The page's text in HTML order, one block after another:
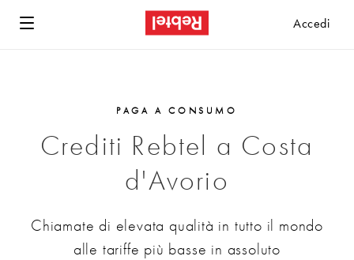
Accedi
PAGA A CONSUMO
Crediti Rebtel a Costa
d'Avorio
Chiamate di elevata qualità in tutto il mondo
alle tariffe più basse in assoluto